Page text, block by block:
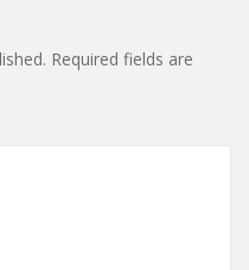
Required fields are